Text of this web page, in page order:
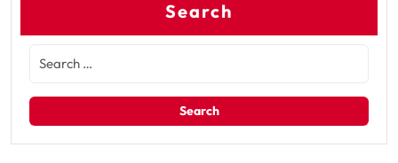
Search